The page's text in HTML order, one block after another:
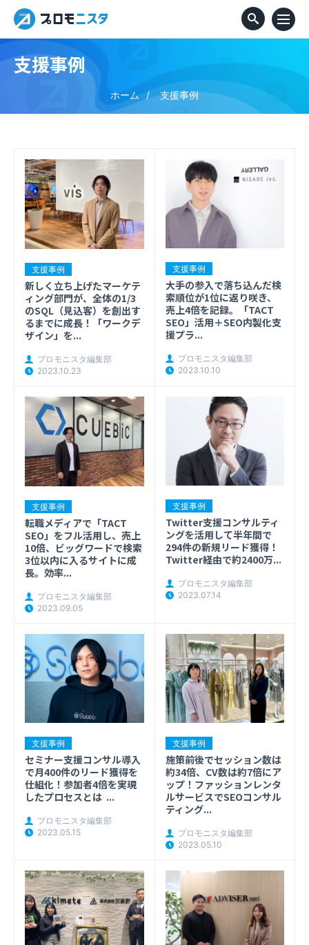
支援事例
ホーム 支援事例
支援事例
新しく立ち上げたマーケテ
ィング部門が、全体の1/3
のSQL（見込客）を創出す
るまでに成長！「ワークデ
ザイン」を...
プロモニスタ編集部
2023.10.23
支援事例
大手の参入で落ち込んだ検
索順位が1位に返り咲き、
売上4倍を記録。「TACT
SEO」活用＋SEO内製化支
援プラ...
プロモニスタ編集部
2023.10.10
支援事例
転職メディアで「TACT
SEO」をフル活用し、売上
10倍、ビッグワードで検索
3位以内に入るサイトに成
長。効率...
プロモニスタ編集部
2023.09.05
支援事例
Twitter支援コンサルティ
ングを活用して半年間で
294件の新規リード獲得！
Twitter経由で約2400万...
プロモニスタ編集部
2023.07.14
支援事例
セミナー支援コンサル導入
で月400件のリード獲得を
仕組化！参加者4倍を実現
したプロセスとは ...
プロモニスタ編集部
2023.05.15
支援事例
施策前後でセッション数は
約34倍、CV数は約7倍にア
ップ！ファッションレンタ
ルサービスでSEOコンサル
ティング...
プロモニスタ編集部
2023.05.10